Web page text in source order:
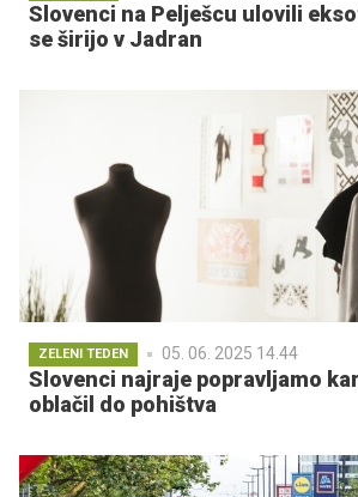
Slovenci na Pelješcu ulovili
se širijo v Jadran
ZELENI TEDEN 05. 06. 2025 14.44
Slovenci najraje popravljamo
oblačil do pohištva